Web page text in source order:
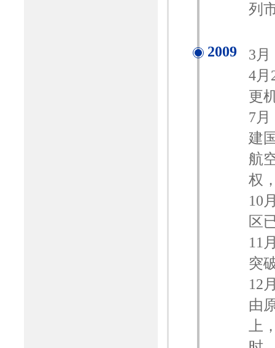
列
2009
3
4月
更
7
建
航
权
10
区
11
突
12
由
上